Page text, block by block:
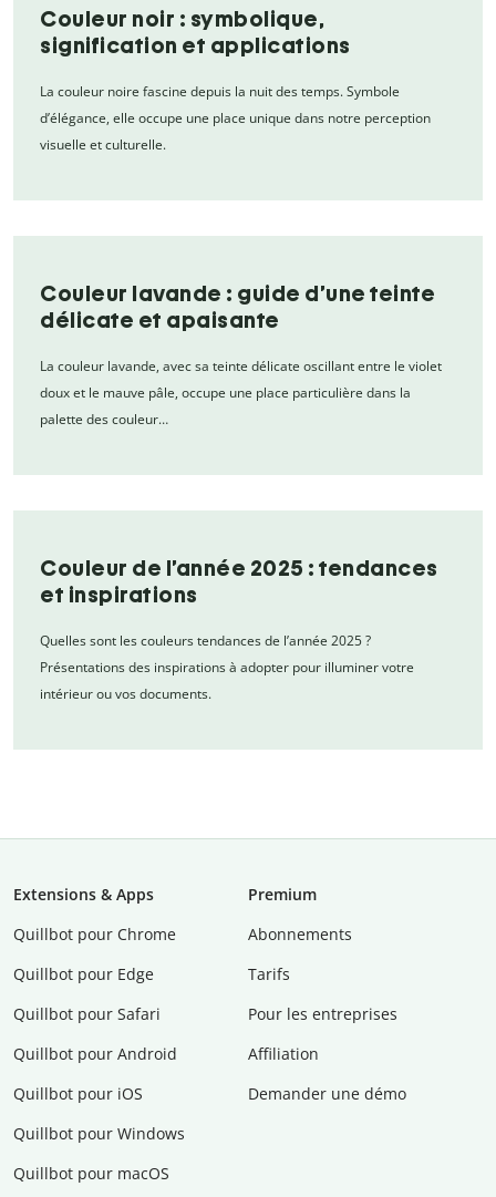
Couleur noir : symbolique,
signification et applications
La couleur noire fascine depuis la nuit des temps. Symbole
d’élégance, elle occupe une place unique dans notre perception
visuelle et culturelle.
Couleur lavande : guide d’une teinte
délicate et apaisante
La couleur lavande, avec sa teinte délicate oscillant entre le violet
doux et le mauve pâle, occupe une place particulière dans la
palette des couleur…
Couleur de l’année 2025 : tendances
et inspirations
Quelles sont les couleurs tendances de l’année 2025 ?
Présentations des inspirations à adopter pour illuminer votre
intérieur ou vos documents.
Extensions & Apps
Quillbot pour Chrome
Quillbot pour Edge
Quillbot pour Safari
Quillbot pour Android
Quillbot pour iOS
Quillbot pour Windows
Quillbot pour macOS
Premium
Abonnements
Tarifs
Pour les entreprises
Affiliation
Demander une démo